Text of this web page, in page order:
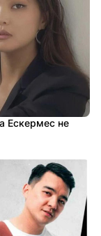
Ескермес не